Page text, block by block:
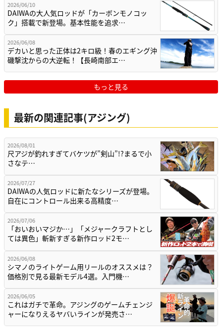
2026/06/10
DAIWAの大人気ロッドが「カーボンモノコッ
ク」搭載で新登場。基本性能を追求…
2026/06/08
デカいと思った正体は2キロ級！春のエギング沖
磯撃沈からの大逆転！【長崎南部エ…
もっと見る
最新の関連記事(アジング)
2026/08/01
尺アジが釣れすぎてバケツが”剣山”!?まるで小
さなテ…
2026/07/27
DAIWAの人気ロッドに新たなシリーズが登場。
自在にコントロール出来る高精度…
2026/07/06
「おいおいマジか…」「メジャークラフトとし
ては異色」斬新すぎる新作ロッド2モ…
2026/06/08
シマノのライトゲーム用リールのオススメは？
価格別で見る最新モデル4選。入門機…
2026/06/05
これはガチで革命。アジングのゲームチェンジ
ャーになりえるヤバいラインが発売さ…